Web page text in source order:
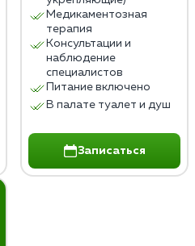
Медикаментозная
терапия
Консультации и
наблюдение
специалистов
Питание включено
В палате туалет и душ
Записаться